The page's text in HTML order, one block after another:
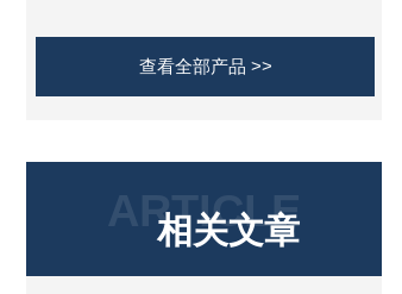
查看全部产品 >>
ARTICLE
相关文章